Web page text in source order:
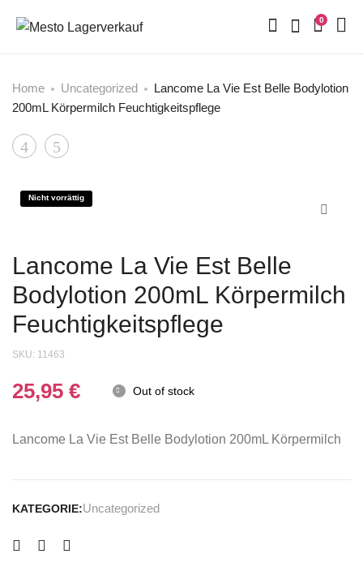
0
Home Uncategorized
Lancome La Vie Est Belle Bodylotion
200mL Körpermilch Feuchtigkeitspflege
Product
My
Toni
gift
SET
30
+
ml
NEU
Nikos
Homme
Toilette
100
ml
★Originalverpackt★
Nicht vorrättig
Lancome La Vie Est Belle
Bodylotion 200mL Körpermilch
Feuchtigkeitspflege
SKU: 11463
25,95 € Out of stock
Lancome La Vie Est Belle Bodylotion 200mL Körpermilch
KATEGORIE:Uncategorized